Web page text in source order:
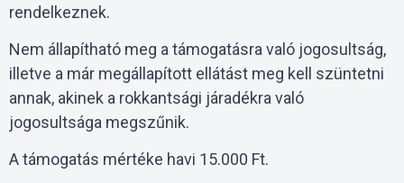
rendelkeznek.
Nem állapítható meg a támogatásra való jogosultság,
illetve a már megállapított ellátást meg kell szüntetni
annak, akinek a rokkantsági járadékra való
jogosultsága megszűnik.
A támogatás mértéke havi 15.000 Ft.